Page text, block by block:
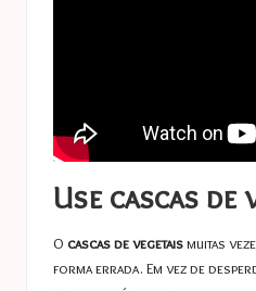
Use cascas de
O cascas de vegetaismuitas
forma errada. Em vez de